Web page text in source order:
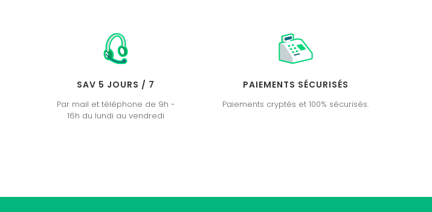
SAV 5 JOURS / 7
Par mail et téléphone de 9h -
16h du lundi au vendredi
PAIEMENTS SÉCURISÉS
Paiements cryptés et 100% sécurisés.